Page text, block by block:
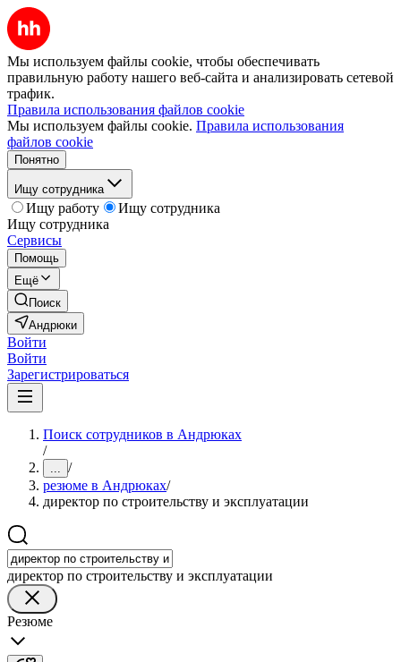
Мы используем файлы cookie, чтобы обеспечивать
правильную работу нашего веб-сайта и анализировать сетевой
трафик.
Правила использования файлов cookie
Мы используем файлы cookie. Правила использования
файлов cookie
Понятно
Ищу сотрудника
Ищу работу
Ищу сотрудника
Ищу сотрудника
Сервисы
Помощь
Ещё
Поиск
Андрюки
Войти
Войти
Зарегистрироваться
Поиск сотрудников в Андрюках
/
... /
резюме в Андрюках/
директор по строительству и эксплуатации
директор по строительству и эксплуатации
Резюме